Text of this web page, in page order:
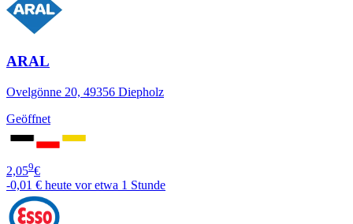
ARAL
Ovelgönne 20, 49356 Diepholz
Geöffnet
2,059€
-0,01 € heute vor etwa 1 Stunde